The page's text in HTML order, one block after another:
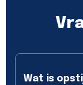
Wat is